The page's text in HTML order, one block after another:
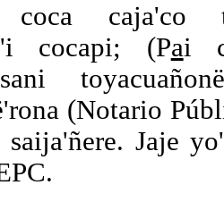
caja'co
cocapi; (Pai
(Notario
Jaje